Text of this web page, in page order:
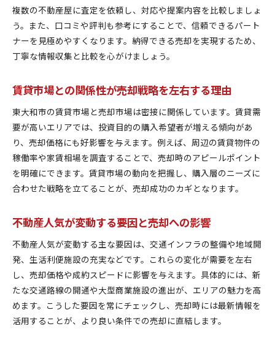
複数の不動産屋に査定を依頼し、対応や提案内容を比較しましょ
う。また、口コミや評判も参考にすることで、信頼できるパート
ナーを見極めやすくなります。納得できる売却を実現するため、
丁寧な情報収集と比較を心がけましょう。
賃貸市場との関係性が売却戦略を左右する理由
東大和市の賃貸市場と売却市場は密接に関係しています。賃貸需
要が高いエリアでは、投資目的の購入希望者が増える傾向があ
り、売却価格にも好影響を与えます。例えば、周辺の賃貸物件の
稼働率や家賃相場を調査することで、売却時のアピールポイント
を明確にできます。賃貸市場の動向を把握し、購入層のニーズに
合わせた戦略を立てることが、売却成功のカギとなります。
不動産人気が変動する要因と売却への影響
不動産人気が変動する主な要因は、交通インフラの整備や地域開
発、生活利便施設の充実などです。これらの変化が需要を左右
し、売却価格や成約スピードに影響を与えます。具体的には、新
たな交通路線の開通や大型商業施設の進出が、エリアの魅力を高
めます。こうした要因を常にチェックし、売却時には最新情報を
活用することが、より良い条件での売却に直結します。